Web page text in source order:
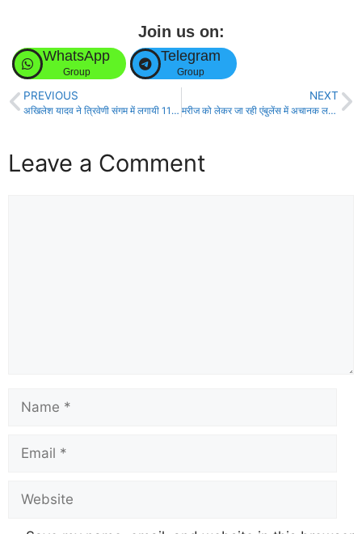
Join us on:
WhatsApp
Group
Telegram
Group
PREVIOUS
अखिलेश यादव ने त्रिवेणी संगम में लगायी 11 डुबकी
NEXT
मरीज को लेकर जा रही एंबुलेंस में अचानक लगी आग, मची अफरा-तफरी
Leave a Comment